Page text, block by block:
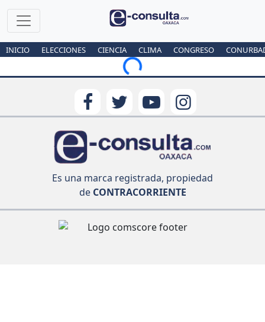
INICIO ELECCIONES CIENCIA CLIMA CONGRESO
Loading...
Es una marca registrada, propiedad
deCONTRACORRIENTE